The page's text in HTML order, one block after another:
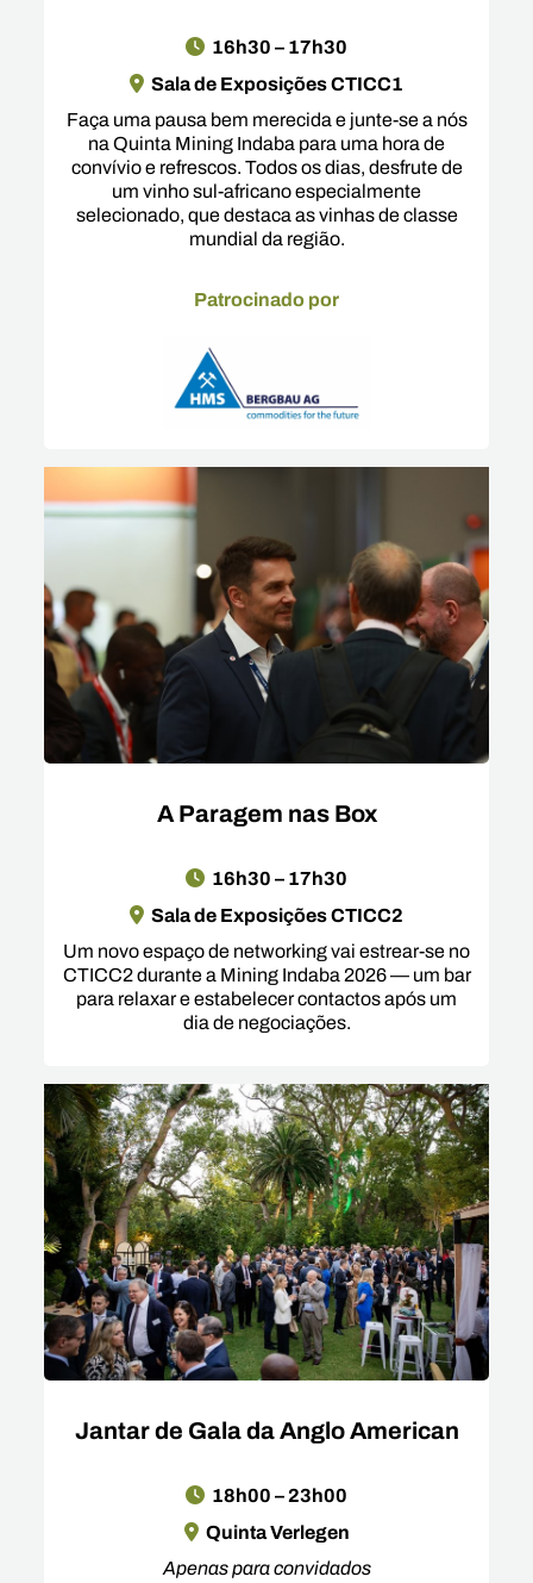
16h30 – 17h30
Sala de Exposições CTICC1
Faça uma pausa bem merecida e junte-se a nós
na Quinta Mining Indaba para uma hora de
convívio e refrescos. Todos os dias, desfrute de
um vinho sul-africano especialmente
selecionado, que destaca as vinhas de classe
mundial da região.
Patrocinado por
A Paragem nas Box
16h30 – 17h30
Sala de Exposições CTICC2
Um novo espaço de networking vai estrear-se no
CTICC2 durante a Mining Indaba 2026 — um bar
para relaxar e estabelecer contactos após um
dia de negociações.
Jantar de Gala da Anglo American
18h00 – 23h00
Quinta Verlegen
Apenas para convidados